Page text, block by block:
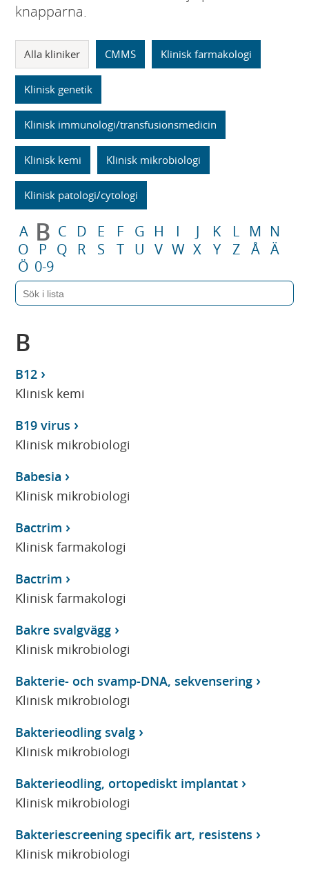
knapparna.
Alla kliniker CMMS Klinisk farmakologi
Klinisk genetik
Klinisk immunologi/transfusionsmedicin
Klinisk kemi Klinisk mikrobiologi
Klinisk patologi/cytologi
A B C D E F G H I J K L M N
O
P Q R S T U V W X Y Z Å Ä
Ö 0-9
B
B12
Klinisk kemi
B19 virus
Klinisk mikrobiologi
Babesia
Klinisk mikrobiologi
Bactrim
Klinisk farmakologi
Bactrim
Klinisk farmakologi
Bakre svalgvägg
Klinisk mikrobiologi
Bakterie- och svamp-DNA, sekvensering
Klinisk mikrobiologi
Bakterieodling svalg
Klinisk mikrobiologi
Bakterieodling, ortopediskt implantat
Klinisk mikrobiologi
Bakteriescreening specifik art, resistens
Klinisk mikrobiologi